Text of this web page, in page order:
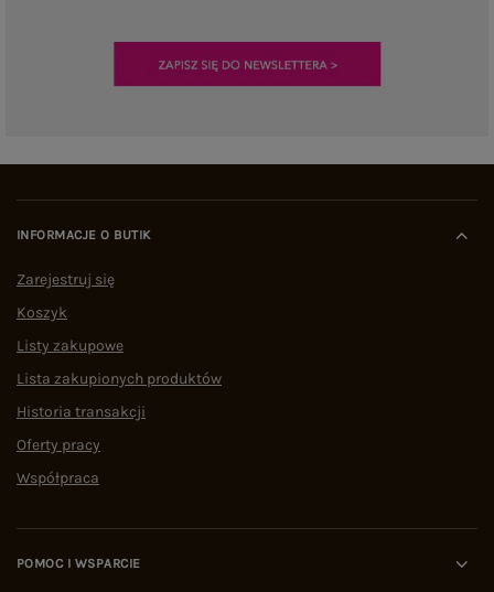
INFORMACJE O BUTIK
Zarejestruj się
Koszyk
Listy zakupowe
Lista zakupionych produktów
Historia transakcji
Oferty pracy
Współpraca
POMOC I WSPARCIE